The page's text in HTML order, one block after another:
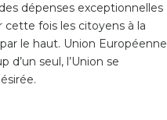
dépenses exceptionnelles
fois les citoyens à la
le haut. Union Européenne
d’un seul, l’Union se